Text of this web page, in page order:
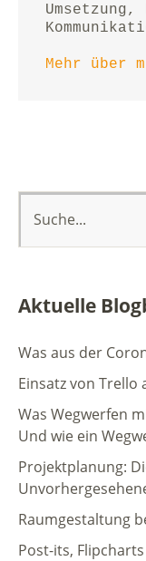
Umsetzung,
Mehr über
Aktuelle
Was aus der
Einsatz von Trello
Was Wegwerfen
Und wie ein
Projektplanung:
Raumgestaltung
Post-its,